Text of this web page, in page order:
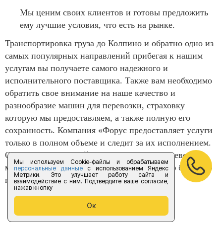
Мы используем Cookie-файлы и обрабатываем
персональные данныес использованием Яндекс
Метрики. Это улучшает работу сайта и
взаимодействие с ним. Подтвердите ваше согласие,
нажав кнопку
Ок
Мы ценим своих клиентов и готовы предложить
ему лучшие условия, что есть на рынке.
Транспортировка груза до Колпино и обратно одно из
самых популярных направлений прибегая к нашим
услугам вы получаете самого надежного и
исполнительного поставщика. Также вам необходимо
обратить свое внимание на наше качество и
разнообразие машин для перевозки, страховку
которую мы предоставляем, а также полную его
сохранность. Компания «Форус предоставляет услуги
только в полном объеме и следит за их исполнением.
Обязательно обращайтесь к нам за грузоперевозкой,
мы с радостью окажем вам лучшую и самую быструю
перевозку до необходимого адреса.
Отзывы